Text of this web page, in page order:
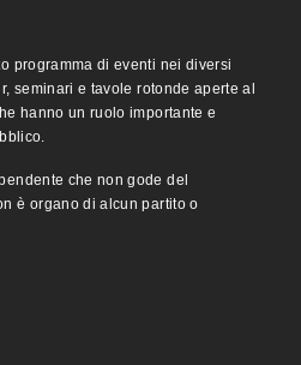
programma di eventi nei diversi
seminari e tavole rotonde aperte al
hanno un ruolo importante e
che non gode del
è organo di alcun partito o